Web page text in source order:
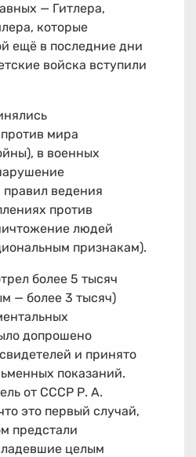
— Гитлера,
которые
ещё в последние дни
войска вступили
мира
в военных
ведения
против
людей
признакам).
более 5 тысяч
— более 3 тысяч)
допрошено
и принято
показаний.
от СССР Р. А.
это первый случай,
предстали
целым